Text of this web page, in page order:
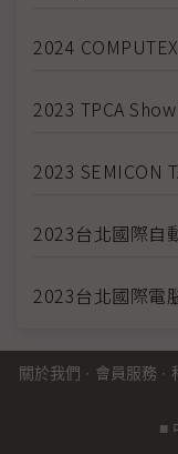
2024
2023 TPCA
2023 SEMICON
2023台北國際自
2023台北國際電
關於我們 · 會員服務 ·
■